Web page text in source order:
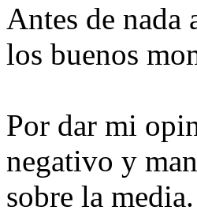
Antes de nada
los buenos
Por dar mi
negativo y
sobre la media.